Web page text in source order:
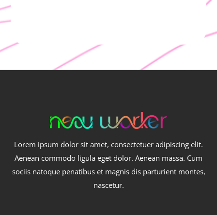
Lorem ipsum dolor sit amet, consectetuer adipiscing elit.
Aenean commodo ligula eget dolor. Aenean massa. Cum
sociis natoque penatibus et magnis dis parturient montes,
nascetur.